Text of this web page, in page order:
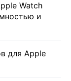
Watch
и
для Apple